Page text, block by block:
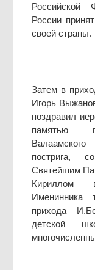
Российской
России
своей страны.
Затем в
Игорь
поздравил
памятью
пострига,
Святейшим
Кириллом
Именинника
прихода
детской